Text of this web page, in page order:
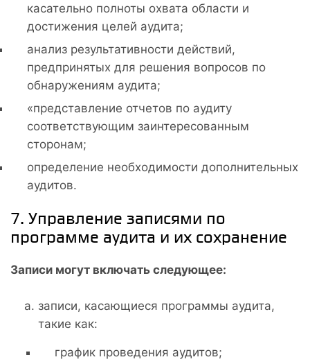
касательно полноты охвата области и
достижения целей аудита;
анализ результативности действий,
предпринятых для решения вопросов по
обнаружениям аудита;
«представление отчетов по аудиту
соответствующим заинтересованным
сторонам;
определение необходимости дополнительных
аудитов.
7. Управление записями по
программе аудита и их сохранение
Записи могут включать следующее:
записи, касающиеся программы аудита,
такие как:
график проведения аудитов;